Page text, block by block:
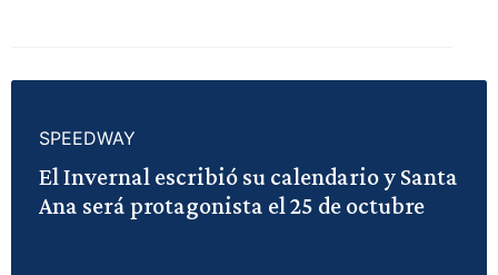
SPEEDWAY
El Invernal escribió su calendario y Santa
Ana será protagonista el 25 de octubre